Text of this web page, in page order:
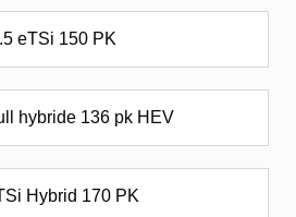
eTSi 150 PK
hybride 136 pk HEV
Hybrid 170 PK